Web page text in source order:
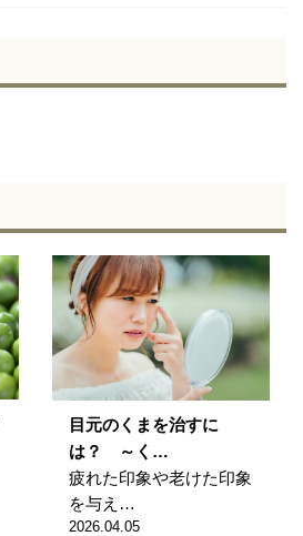
目元のくまを治すに
は？ ～く…
疲れた印象や老けた印象
を与え…
2026.04.05